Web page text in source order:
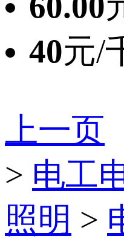
40元/
上一页
> 电工
照明 >